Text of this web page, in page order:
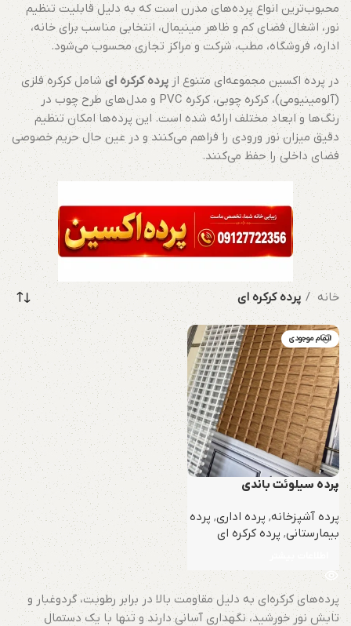
محبوب‌ترین انواع پرده‌های مدرن است که به دلیل قابلیت تنظیم
نور، اشغال فضای کم و ظاهر مینیمال، انتخابی مناسب برای خانه،
اداره، فروشگاه، مطب، شرکت و مراکز تجاری محسوب می‌شود.
در پرده اکسین مجموعه‌ای متنوع ازپرده کرکره ایشامل کرکره فلزی
(آلومینیومی)، کرکره چوبی، کرکره PVC و مدل‌های طرح چوب در
رنگ‌ها و ابعاد مختلف ارائه شده است. این پرده‌ها امکان تنظیم
دقیق میزان نور ورودی را فراهم می‌کنند و در عین حال حریم خصوصی
فضای داخلی را حفظ می‌کنند.
خانه پرده کرکره ای
اتمام موجودی
پرده سیلوئت باندی
پرده آشپزخانه, پرده اداری, پرده
بیمارستانی, پرده کرکره ای
پرده‌های کرکره‌ای به دلیل مقاومت بالا در برابر رطوبت، گردوغبار و
تابش نور خورشید، نگهداری آسانی دارند و تنها با یک دستمال